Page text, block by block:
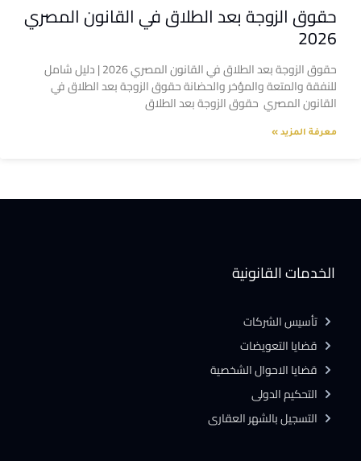
حقوق الزوجة بعد الطلاق في القانون المصري
2026
حقوق الزوجة بعد الطلاق في القانون المصري 2026 | دليل شامل
للنفقة والمتعة والمؤخر والحضانة حقوق الزوجة بعد الطلاق في
القانون المصري حقوق الزوجة بعد الطلاق
معرفة المزيد »
الخدمات القانونية
تأسيس الشركات
قضايا التعويضات
قضايا الاحوال الشخصية
التحكيم الدولى
التسجيل بالشهر العقارى